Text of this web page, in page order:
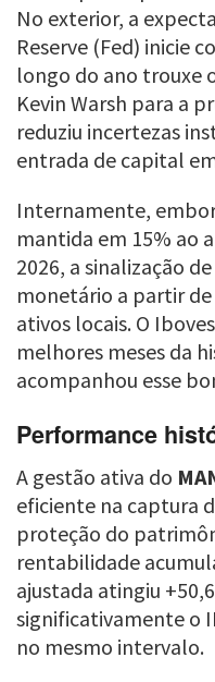
No exterior, a
Reserve (Fed) inicie
longo do ano trouxe
Kevin Warsh para a
reduziu incertezas
entrada de capital
Internamente,
mantida em 15% ao
2026, a sinalização
monetário a partir
ativos locais. O
melhores meses da
acompanhou esse
Performance
A gestão ativa do
eficiente na captura
proteção do
rentabilidade
ajustada atingiu
significativamente o
no mesmo intervalo.